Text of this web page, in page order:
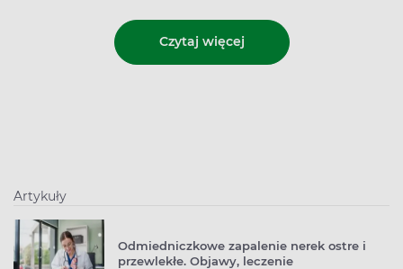
Czytaj więcej
Artykuły
Odmiedniczkowe zapalenie nerek ostre i
przewlekłe. Objawy, leczenie